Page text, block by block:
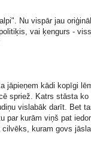
Nu vispār jau
vai ķengurs -
jāpieņem kādi kopīgi
spriež. Katrs stāsta
vislabāk darīt. Bet
par kurām viņš pat
kuram govs